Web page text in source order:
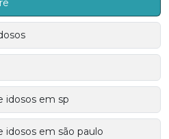
idosos em sp
idosos em são paulo